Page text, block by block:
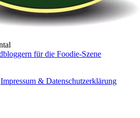
Impressum & Datenschutzerklärung